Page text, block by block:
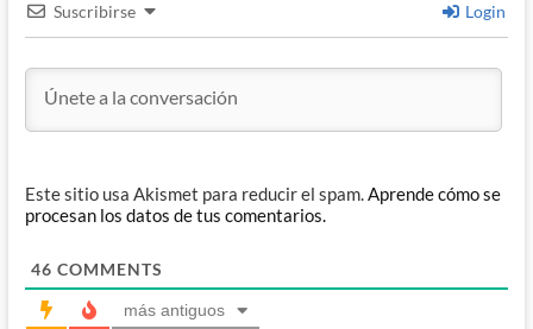
Suscribirse Login
Este sitio usa Akismet para reducir el spam.Aprende cómo se
procesan los datos de tus comentarios.
46 COMMENTS
más antiguos